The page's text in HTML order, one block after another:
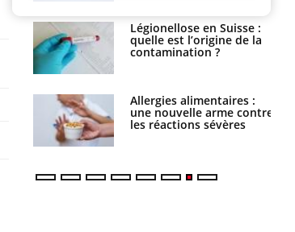
Légionellose en Suisse :
quelle est l’origine de la
contamination ?
Allergies alimentaires :
une nouvelle arme contre
les réactions sévères